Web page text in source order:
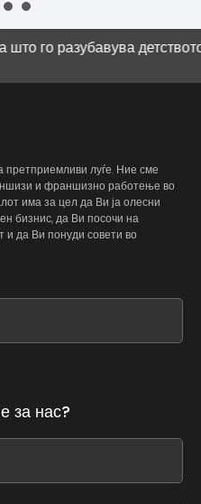
разубавува детството
луѓе. Ние сме
и франшизно работење во
има за цел да Ви ја олесни
бизнис, да Ви посочи на
и да Ви понуди совети во
за нас?